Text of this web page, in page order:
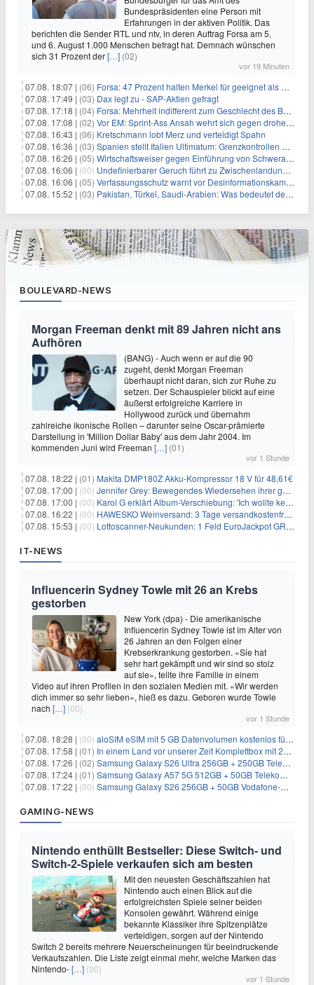
Bundespräsidenten eine Person mit
Erfahrungen in der aktiven Politik. Das
berichten die Sender RTL und ntv, in deren Auftrag Forsa am 5.
und 6. August 1.000 Menschen befragt hat. Demnach wünschen
sich 31 Prozent der[…] (02)
vor 19 Minuten
07.08. 18:07 | (06) Forsa: 47 Prozent halten Merkel für geeignet als Bundespräsidentin
07.08. 17:49 | (03) Dax legt zu - SAP-Aktien gefragt
07.08. 17:18 | (04) Forsa: Mehrheit indifferent zum Geschlecht des Bundespräsidenten
07.08. 17:08 | (02) Vor EM: Sprint-Ass Ansah wehrt sich gegen drohende Sperre
07.08. 16:43 | (06) Kretschmann lobt Merz und verteidigt Spahn
07.08. 16:36 | (03) Spanien stellt Italien Ultimatum: Grenzkontrollen beenden
07.08. 16:26 | (05) Wirtschaftsweiser gegen Einführung von Schwerarbeiter-Rente
07.08. 16:06 | (00) Undefinierbarer Geruch führt zu Zwischenlandung von Flieger
07.08. 16:06 | (05) Verfassungsschutz warnt vor Desinformationskampagne gegen Merz
07.08. 15:52 | (03) Pakistan, Türkei, Saudi-Arabien: Was bedeutet der neue Pakt?
BOULEVARD-NEWS
Morgan Freeman denkt mit 89 Jahren nicht ans
Aufhören
(BANG) - Auch wenn er auf die 90
zugeht, denkt Morgan Freeman
überhaupt nicht daran, sich zur Ruhe zu
setzen. Der Schauspieler blickt auf eine
äußerst erfolgreiche Karriere in
Hollywood zurück und übernahm
zahlreiche ikonische Rollen – darunter seine Oscar-prämierte
Darstellung in 'Million Dollar Baby' aus dem Jahr 2004. Im
kommenden Juni wird Freeman […] (01)
vor 1 Stunde
07.08. 18:22 | (01) Makita DMP180Z Akku-Kompressor 18 V für 48,61€
07.08. 17:00 | (00) Jennifer Grey: Bewegendes Wiedersehen ihrer geschiedenen Eltern kurz vor dem Tod ihrer Mutter
07.08. 17:00 | (00) Karol G erklärt Album-Verschiebung: 'Ich wollte keine persönliche Situation ausnutzen'
07.08. 16:22 | (00) HAWESKO Weinversand: 3 Tage versandkostenfrei bestellen (MBW 25€)
07.08. 15:53 | (00) Lottoscanner-Neukunden: 1 Feld EuroJackpot GRATIS spielen
IT-NEWS
Influencerin Sydney Towle mit 26 an Krebs
gestorben
New York (dpa) - Die amerikanische
Influencerin Sydney Towle ist im Alter von
26 Jahren an den Folgen einer
Krebserkrankung gestorben. «Sie hat
sehr hart gekämpft und wir sind so stolz
auf sie», teilte ihre Familie in einem
Video auf ihren Profilen in den sozialen Medien mit. «Wir werden
dich immer so sehr lieben», hieß es dazu. Geboren wurde Towle
nach […] (00)
vor 1 Stunde
07.08. 18:28 | (00) aloSIM eSIM mit 5 GB Datenvolumen kostenlos für Windscribe-Pro-Nutzer
07.08. 17:58 | (01) In einem Land vor unserer Zeit Komplettbox mit 27 DVDs für 59,49€
07.08. 17:26 | (02) Samsung Galaxy S26 Ultra 256GB + 250GB Telekom-Netz für 34€/Monat (effektiv 5,42€/Monat)
07.08. 17:24 | (01) Samsung Galaxy A57 5G 512GB + 50GB Telekom-Netz für 20€/Monat (effektiv 3,33€/Monat)
07.08. 17:22 | (00) Samsung Galaxy S26 256GB + 50GB Vodafone-Netz für 19,99€/Monat (effektiv 1,26€/Monat)
GAMING-NEWS
Nintendo enthüllt Bestseller: Diese Switch- und
Switch-2-Spiele verkaufen sich am besten
Mit den neuesten Geschäftszahlen hat
Nintendo auch einen Blick auf die
erfolgreichsten Spiele seiner beiden
Konsolen gewährt. Während einige
bekannte Klassiker ihre Spitzenplätze
verteidigen, sorgen auf der Nintendo
Switch 2 bereits mehrere Neuerscheinungen für beeindruckende
Verkaufszahlen. Die Liste zeigt einmal mehr, welche Marken das
Nintendo-[…] (00)
vor 1 Stunde